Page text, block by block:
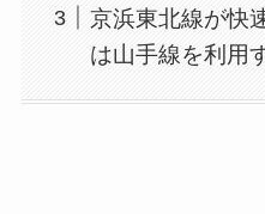
京浜東北線が快
は山手線を利用